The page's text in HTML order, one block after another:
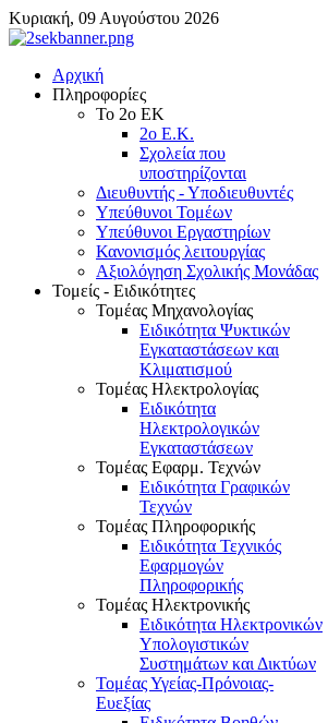
Κυριακή, 09 Αυγούστου 2026
Αρχική
Πληροφορίες
Το 2ο ΕΚ
2ο Ε.Κ.
Σχολεία που
υποστηρίζονται
Διευθυντής - Υποδιευθυντές
Υπεύθυνοι Τομέων
Υπεύθυνοι Εργαστηρίων
Κανονισμός λειτουργίας
Αξιολόγηση Σχολικής Μονάδας
Τομείς - Ειδικότητες
Τομέας Μηχανολογίας
Ειδικότητα Ψυκτικών
Εγκαταστάσεων και
Κλιματισμού
Τομέας Ηλεκτρολογίας
Ειδικότητα
Ηλεκτρολογικών
Εγκαταστάσεων
Τομέας Εφαρμ. Τεχνών
Ειδικότητα Γραφικών
Τεχνών
Τομέας Πληροφορικής
Ειδικότητα Τεχνικός
Εφαρμογών
Πληροφορικής
Τομέας Ηλεκτρονικής
Ειδικότητα Ηλεκτρονικών
Υπολογιστικών
Συστημάτων και Δικτύων
Τομέας Υγείας-Πρόνοιας-
Ευεξίας